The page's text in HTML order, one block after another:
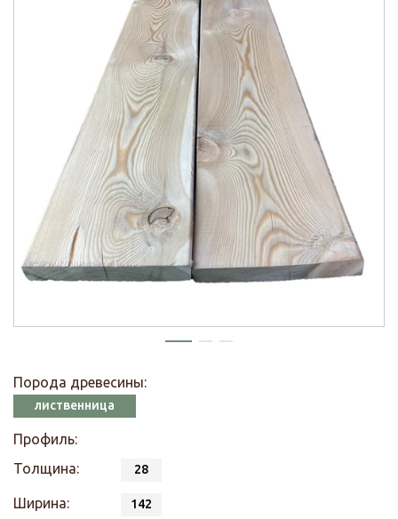
Порода древесины:
лиственница
Профиль:
Толщина:
28
Ширина: 142